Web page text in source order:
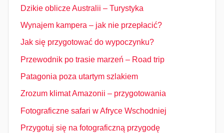
Dzikie oblicze Australii – Turystyka
Wynajem kampera – jak nie przepłacić?
Jak się przygotować do wypoczynku?
Przewodnik po trasie marzeń – Road trip
Patagonia poza utartym szlakiem
Zrozum klimat Amazonii – przygotowania
Fotograficzne safari w Afryce Wschodniej
Przygotuj się na fotograficzną przygodę